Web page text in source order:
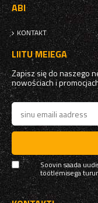
ABI
KONTAKT
LIITU MEIEGA
Zapisz się do naszego
nowościach i
Soovin saada
töötlemisega